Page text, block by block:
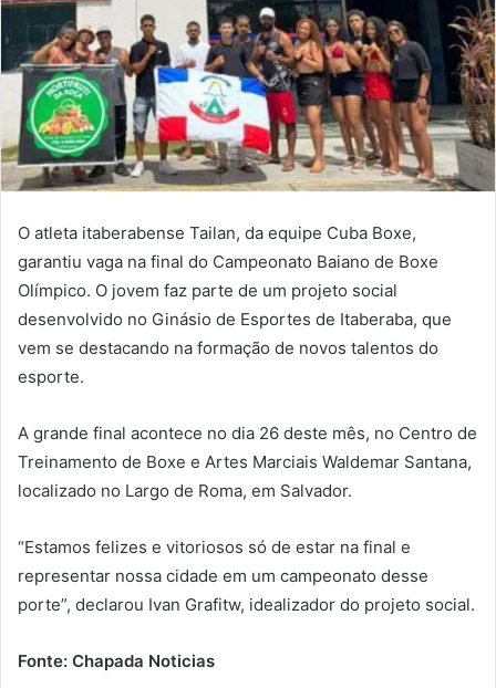
O atleta itaberabense Tailan, da equipe Cuba Boxe,
garantiu vaga na final do Campeonato Baiano de Boxe
Olímpico. O jovem faz parte de um projeto social
desenvolvido no Ginásio de Esportes de Itaberaba, que
vem se destacando na formação de novos talentos do
esporte.
A grande final acontece no dia 26 deste mês, no Centro de
Treinamento de Boxe e Artes Marciais Waldemar Santana,
localizado no Largo de Roma, em Salvador.
“Estamos felizes e vitoriosos só de estar na final e
representar nossa cidade em um campeonato desse
porte”, declarou Ivan Grafitw, idealizador do projeto social.
Fonte: Chapada Noticias